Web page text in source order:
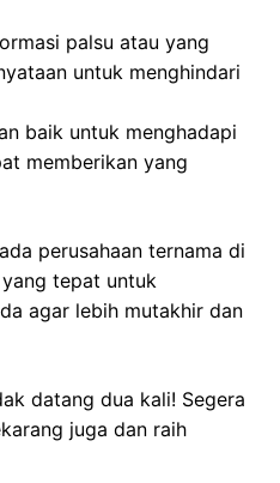
palsu atau yang
untuk menghindari
baik untuk menghadapi
memberikan yang
perusahaan ternama di
tepat untuk
agar lebih mutakhir dan
datang dua kali! Segera
juga dan raih